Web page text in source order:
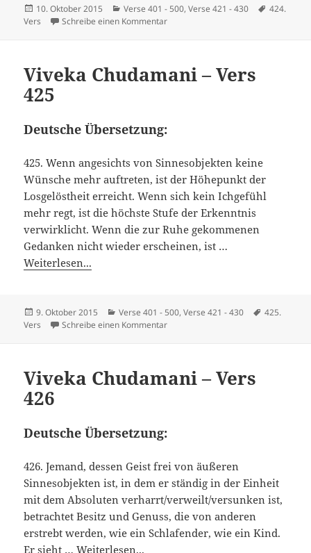
Veröffentlicht
am
10. Oktober 2015 Kategorien
Verse 401 - 500,Verse 421 - 430
424.
Vers
Schreibe einen Kommentarzu Viveka Chudamani – Vers 424
Viveka Chudamani – Vers
425
Deutsche Übersetzung:
425. Wenn angesichts von Sinnesobjekten keine
Wünsche mehr auftreten, ist der Höhepunkt der
Losgelöstheit erreicht. Wenn sich kein Ichgefühl
mehr regt, ist die höchste Stufe der Erkenntnis
verwirklicht. Wenn die zur Ruhe gekommenen
Gedanken nicht wieder erscheinen, ist …
Weiterlesen...
Veröffentlicht
am
9. Oktober 2015 Kategorien
Verse 401 - 500,Verse 421 - 430
425.
Vers
Schreibe einen Kommentarzu Viveka Chudamani – Vers 425
Viveka Chudamani – Vers
426
Deutsche Übersetzung:
426. Jemand, dessen Geist frei von äußeren
Sinnesobjekten ist, in dem er ständig in der Einheit
mit dem Absoluten verharrt/verweilt/versunken ist,
betrachtet Besitz und Genuss, die von anderen
erstrebt werden, wie ein Schlafender, wie ein Kind.
Er sieht …Weiterlesen...